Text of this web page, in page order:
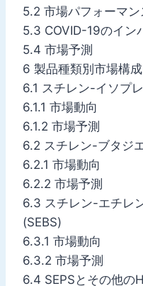
5.2 市場パフォーマン
5.3 COVID-19のイン
5.4 市場予測
6 製品種類別市場構
6.1 スチレン-イソプ
6.1.1 市場動向
6.1.2 市場予測
6.2 スチレン-ブタジ
6.2.1 市場動向
6.2.2 市場予測
6.3 スチレン-エチレ
(SEBS)
6.3.1 市場動向
6.3.2 市場予測
6.4 SEPSとその他の